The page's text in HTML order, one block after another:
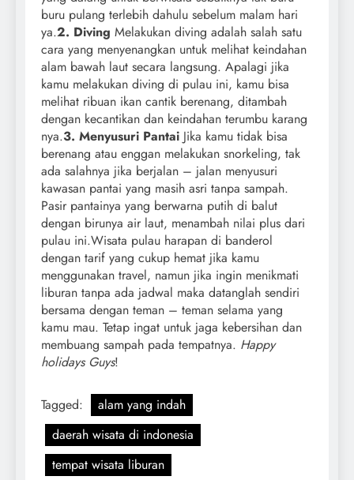
buru pulang terlebih dahulu sebelum malam hari
ya.2. Diving Melakukan diving adalah salah satu
cara yang menyenangkan untuk melihat keindahan
alam bawah laut secara langsung. Apalagi jika
kamu melakukan diving di pulau ini, kamu bisa
melihat ribuan ikan cantik berenang, ditambah
dengan kecantikan dan keindahan terumbu karang
nya.3. Menyusuri Pantai Jika kamu tidak bisa
berenang atau enggan melakukan snorkeling, tak
ada salahnya jika berjalan – jalan menyusuri
kawasan pantai yang masih asri tanpa sampah.
Pasir pantainya yang berwarna putih di balut
dengan birunya air laut, menambah nilai plus dari
pulau ini.Wisata pulau harapan di banderol
dengan tarif yang cukup hemat jika kamu
menggunakan travel, namun jika ingin menikmati
liburan tanpa ada jadwal maka datanglah sendiri
bersama dengan teman – teman selama yang
kamu mau. Tetap ingat untuk jaga kebersihan dan
membuang sampah pada tempatnya. Happy
holidays Guys!
Tagged:
alam yang indah
daerah wisata di indonesia
tempat wisata liburan